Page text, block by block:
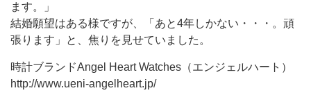
ます。」
結婚願望はある様ですが、「あと4年しかない・・・。頑
張ります」と、焦りを見せていました。
時計ブランドAngel Heart Watches（エンジェルハート）
http://www.ueni-angelheart.jp/